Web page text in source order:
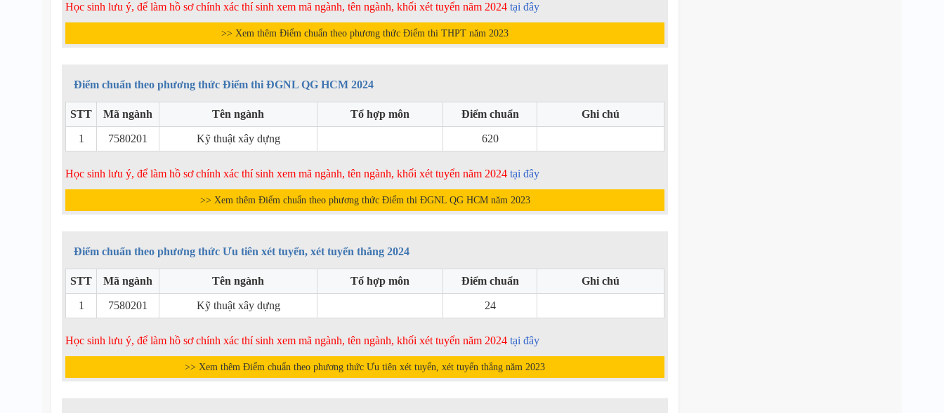
Học sinh lưu ý, để làm hồ sơ chính xác thí sinh xem mã ngành, tên ngành, khối xét tuyển năm 2024 tại đây
>> Xem thêm Điểm chuẩn theo phương thức Điểm thi THPT năm 2023
Điểm chuẩn theo phương thức Điểm thi ĐGNL QG HCM 2024
STT Mã ngành Tên ngành Tổ hợp môn Điểm chuẩn Ghi chú
1 7580201 Kỹ thuật xây dựng 620
Học sinh lưu ý, để làm hồ sơ chính xác thí sinh xem mã ngành, tên ngành, khối xét tuyển năm 2024 tại đây
>> Xem thêm Điểm chuẩn theo phương thức Điểm thi ĐGNL QG HCM năm 2023
Điểm chuẩn theo phương thức Ưu tiên xét tuyển, xét tuyển thẳng 2024
STT Mã ngành Tên ngành Tổ hợp môn Điểm chuẩn Ghi chú
1 7580201 Kỹ thuật xây dựng 24
Học sinh lưu ý, để làm hồ sơ chính xác thí sinh xem mã ngành, tên ngành, khối xét tuyển năm 2024 tại đây
>> Xem thêm Điểm chuẩn theo phương thức Ưu tiên xét tuyển, xét tuyển thẳng năm 2023